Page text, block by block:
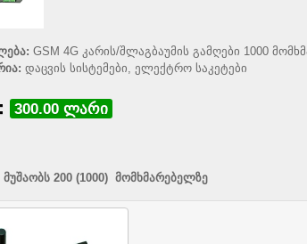
GSM 4G კარის/შლაგბაუმის გამღები 1000
დაცვის სისტემები, ელექტრო საკეტები
300.00 ლარი
200 (1000) მომხმარებელზე